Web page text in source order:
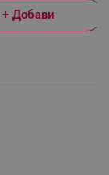
+ Добави